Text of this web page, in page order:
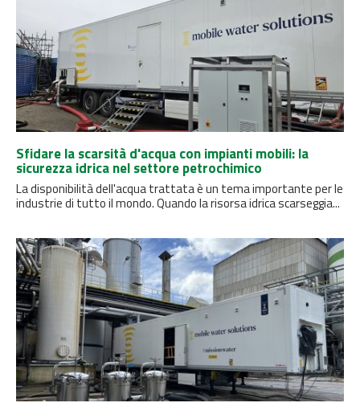
Sfidare la scarsità d'acqua con impianti mobili: la
sicurezza idrica nel settore petrochimico
La disponibilità dell'acqua trattata è un tema importante per le
industrie di tutto il mondo. Quando la risorsa idrica scarseggia...